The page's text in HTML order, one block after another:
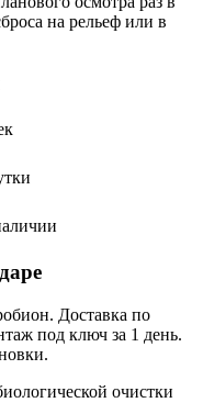
на рельеф или в
Доставка по
под ключ за 1 день.
очистки